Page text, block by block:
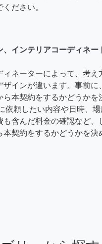
ださい。
、インテリアコーディネー
ィネーターによって、考え
ザインが違います。事前に
ら本契約をするかどうかを
依頼したい内容や日時、場
も含んだ料金の確認など、
契約をするかどうかを決